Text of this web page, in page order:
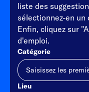
liste des
sélectionnez-en un
Enfin, cliquez sur
d'emploi.
Catégorie
Lieu